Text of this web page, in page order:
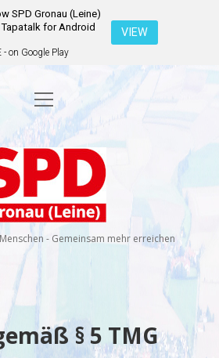
SPD Gronau (Leine)
for Android
- on Google Play
VIEW
Startseite
2026
Menü
Kandidierende
Über uns
Dropdown-
Menü
öffnen
Ratsmitglieder
Kontakt
Newsletter
Spenden
facebookinstagram
Menü
öffnen
- Gemeinsam mehr erreichen
§ 5 TMG